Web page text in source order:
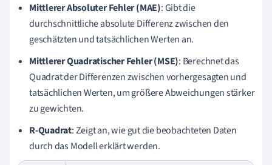
Mittlerer Absoluter Fehler (MAE): Gibt die
durchschnittliche absolute Differenz zwischen den
geschätzten und tatsächlichen Werten an.
Mittlerer Quadratischer Fehler (MSE): Berechnet das
Quadrat der Differenzen zwischen vorhergesagten und
tatsächlichen Werten, um größere Abweichungen stärker
zu gewichten.
R-Quadrat: Zeigt an, wie gut die beobachteten Daten
durch das Modell erklärt werden.